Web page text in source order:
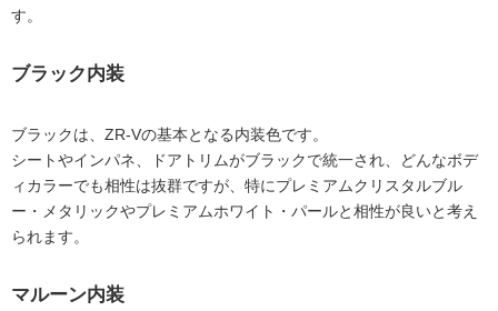
す。
ブラック内装
ブラックは、ZR-Vの基本となる内装色です。
シートやインパネ、ドアトリムがブラックで統一され、どんなボデ
ィカラーでも相性は抜群ですが、特にプレミアムクリスタルブル
ー・メタリックやプレミアムホワイト・パールと相性が良いと考え
られます。
マルーン内装